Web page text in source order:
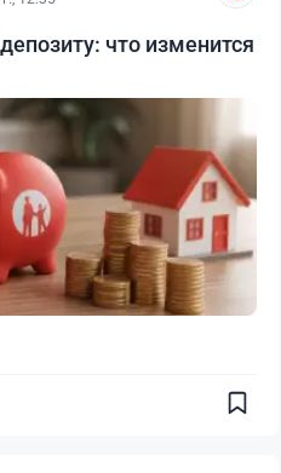
что изменится